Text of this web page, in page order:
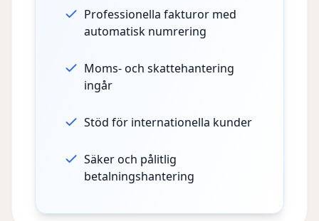
Professionella fakturor med
automatisk numrering
Moms- och skattehantering
ingår
Stöd för internationella kunder
Säker och pålitlig
betalningshantering